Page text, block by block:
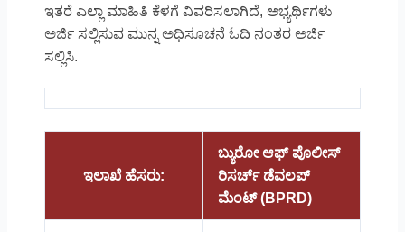
ಇತರೆ ಎಲ್ಲಾ ಮಾಹಿತಿ ಕೆಳಗೆ ವಿವರಿಸಲಾಗಿದೆ, ಅಭ್ಯರ್ಥಿಗಳು
ಅರ್ಜಿ ಸಲ್ಲಿಸುವ ಮುನ್ನ ಅಧಿಸೂಚನೆ ಓದಿ ನಂತರ ಅರ್ಜಿ
ಸಲ್ಲಿಸಿ.
ಇಲಾಖೆ ಹೆಸರು:
ಬ್ಯುರೋ ಆಫ್ ಪೊಲೀಸ್
ರಿಸರ್ಚ್ ಡೆವಲಪ್
ಮೆಂಟ್ (BPRD)